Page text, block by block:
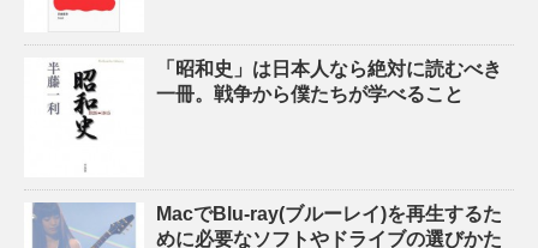
「昭和史」は日本人なら絶対に読むべき
一冊。戦争から僕たちが学べること
MacでBlu-ray(ブルーレイ)を再生するた
めに必要なソフトやドライブの選びかた